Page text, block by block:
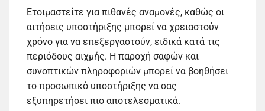
Ετοιμαστείτε για πιθανές αναμονές, καθώς οι
αιτήσεις υποστήριξης μπορεί να χρειαστούν
χρόνο για να επεξεργαστούν, ειδικά κατά τις
περιόδους αιχμής. Η παροχή σαφών και
συνοπτικών πληροφοριών μπορεί να βοηθήσει
το προσωπικό υποστήριξης να σας
εξυπηρετήσει πιο αποτελεσματικά.